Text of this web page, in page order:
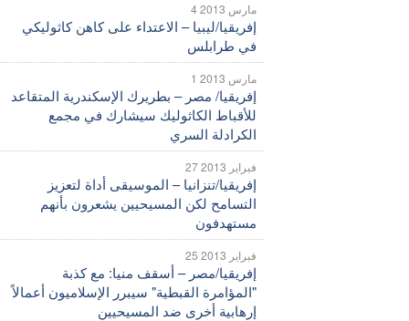
4 مارس 2013
إفريقيا/ليبيا – الاعتداء على كاهن كاثوليكي
في طرابلس
1 مارس 2013
إفريقيا/ مصر – بطريرك الإسكندرية المتقاعد
للأقباط الكاثوليك سيشارك في مجمع
الكرادلة السري
27 فبراير 2013
إفريقيا/تنزانيا – الموسيقى أداة لتعزيز
التسامح لكن المسيحيين يشعرون بأنهم
مستهدفون
25 فبراير 2013
إفريقيا/مصر – أسقف منيا: مع كذبة
"المؤامرة القبطية" سيبرر الإسلاميون أعمالاً
إرهابية أخرى ضد المسيحيين